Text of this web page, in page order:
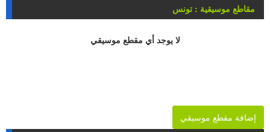
مقاطع موسيقية : تونس
لا يوجد أي مقطع موسيقي
إضافة مقطع موسيقي